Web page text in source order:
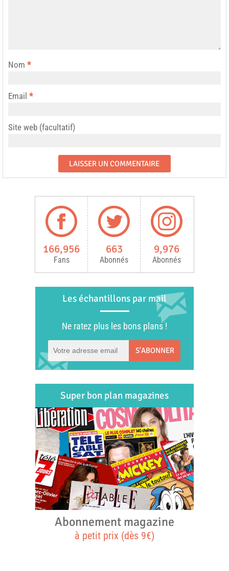
Nom *
Email *
Site web (facultatif)
166,956
Fans
663
Abonnés
9,976
Abonnés
Les échantillons par mail
Ne ratez plus les bons plans !
S'ABONNER
Super bon plan magazines
Abonnement magazine
à petit prix (dès 9€)